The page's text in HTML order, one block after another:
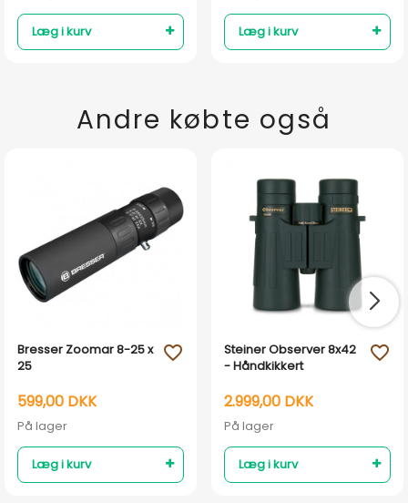
Læg i kurv Læg i kurv
Andre købte også
Bresser Zoomar 8-25 x
25
599,00 DKK
På lager
Læg i kurv
favorite_outline
Steiner Observer 8x42
- Håndkikkert
2.999,00 DKK
På lager
Læg i kurv
favorite_outline